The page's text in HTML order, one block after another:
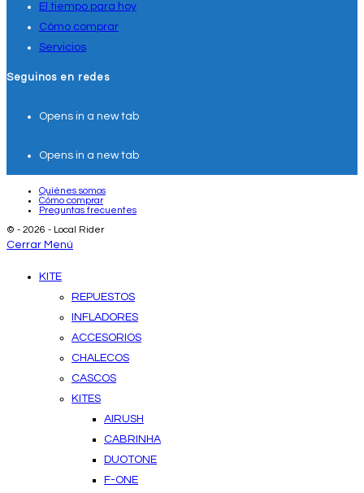
El tiempo para hoy
Cómo comprar
Servicios
Seguinos en redes
Opens in a new tab
Opens in a new tab
Quiénes somos
Cómo comprar
Preguntas frecuentes
© - 2026 - Local Rider
Cerrar Menú
KITE
REPUESTOS
INFLADORES
ACCESORIOS
CHALECOS
CASCOS
KITES
AIRUSH
CABRINHA
DUOTONE
F-ONE